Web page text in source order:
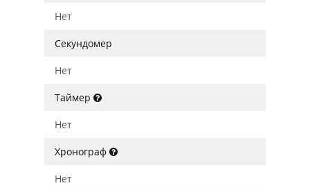
Нет
Секундомер
Нет
Таймер
Нет
Хронограф
Нет